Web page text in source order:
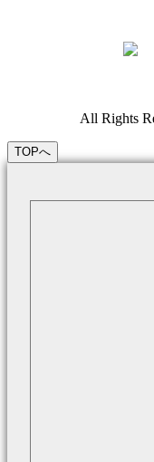
All Rights
TOPへ